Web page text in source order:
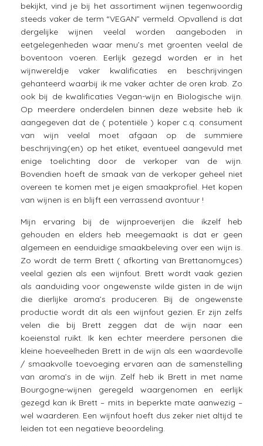
bekijkt, vind je bij het assortiment wijnen tegenwoordig
steeds vaker de term “VEGAN” vermeld. Opvallend is dat
dergelijke wijnen veelal worden aangeboden in
eetgelegenheden waar menu’s met groenten veelal de
boventoon voeren. Eerlijk gezegd worden er in het
wijnwereldje vaker kwalificaties en beschrijvingen
gehanteerd waarbij ik me vaker achter de oren krab. Zo
ook bij de kwalificaties Vegan-wijn en Biologische wijn.
Op meerdere onderdelen binnen deze website heb ik
aangegeven dat de ( potentiële ) koper c.q. consument
van wijn veelal moet afgaan op de summiere
beschrijving(en) op het etiket, eventueel aangevuld met
enige toelichting door de verkoper van de wijn.
Bovendien hoeft de smaak van de verkoper geheel niet
overeen te komen met je eigen smaakprofiel. Het kopen
van wijnen is en blijft een verrassend avontuur !
Mijn ervaring bij de wijnproeverijen die ikzelf heb
gehouden en elders heb meegemaakt is dat er geen
algemeen en eenduidige smaakbeleving over een wijn is.
Zo wordt de term Brett ( afkorting van Brettanomyces)
veelal gezien als een wijnfout. Brett wordt vaak gezien
als aanduiding voor ongewenste wilde gisten in de wijn
die dierlijke aroma’s produceren. Bij de ongewenste
productie wordt dit als een wijnfout gezien. Er zijn zelfs
velen die bij Brett zeggen dat de wijn naar een
koeienstal ruikt. Ik ken echter meerdere personen die
kleine hoeveelheden Brett in de wijn als een waardevolle
/ smaakvolle toevoeging ervaren aan de samenstelling
van aroma’s in de wijn. Zelf heb ik Brett in met name
Bourgogne-wijnen geregeld waargenomen en eerlijk
gezegd kan ik Brett – mits in beperkte mate aanwezig –
wel waarderen. Een wijnfout hoeft dus zeker niet altijd te
leiden tot een negatieve beoordeling.